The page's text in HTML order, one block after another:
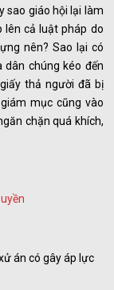
sao giáo hội lại làm
lên cả luật pháp do
nên? Sao lại có
chúng kéo đến
thả người đã bị
mục cũng vào
chặn quá khích,
án có gây áp lực